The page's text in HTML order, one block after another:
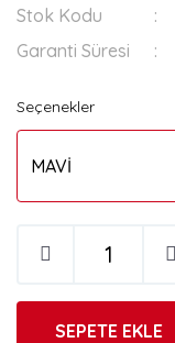
Stok Kodu
Garanti Süresi
Seçenekler
SEPETE EKLE